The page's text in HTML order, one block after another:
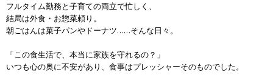
フルタイム勤務と子育ての両立で忙しく、
結局は外食・お惣菜頼り。
朝ごはんは菓子パンやドーナツ……そんな日々。
「この食生活で、本当に家族を守れるの？」
いつも心の奥に不安があり、食事はプレッシャーそのものでした。